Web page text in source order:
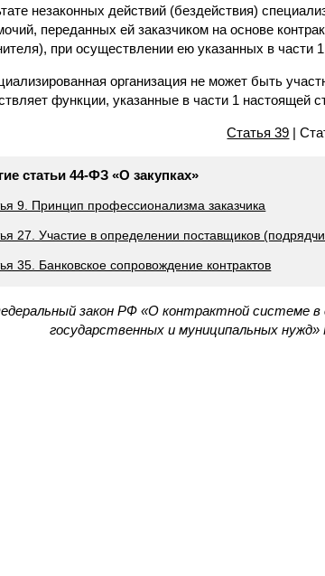
незаконных действий (бездействия)
переданных ей заказчиком на основе
при осуществлении ею указанных в части
организация не может быть
функции, указанные в части 1 настоящей
Статья 39 |
статьи 44-ФЗ «О закупках»
9. Принцип профессионализма заказчика
27. Участие в определении поставщиков
35. Банковское сопровождение контрактов
закон РФ «О контрактной системе в
государственных и муниципальных